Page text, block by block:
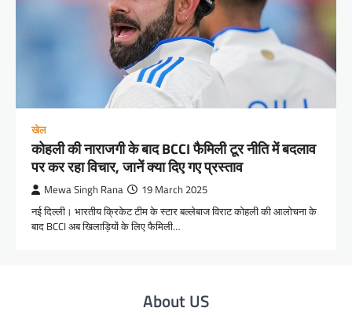
खेल
कोहली की नाराजगी के बाद BCCI फैमिली टूर नीति में बदलाव
पर कर रहा विचार, जानें क्या दिए गए प्रस्ताव
Mewa Singh Rana 19 March 2025
नई दिल्ली। भारतीय क्रिकेट टीम के स्टार बल्लेबाज विराट कोहली की आलोचना के
बाद BCCI अब खिलाड़ियों के लिए फैमिली…
About US